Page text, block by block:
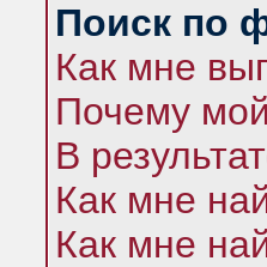
Поиск по
Как мне
Почему
В
Как мне
Как мне